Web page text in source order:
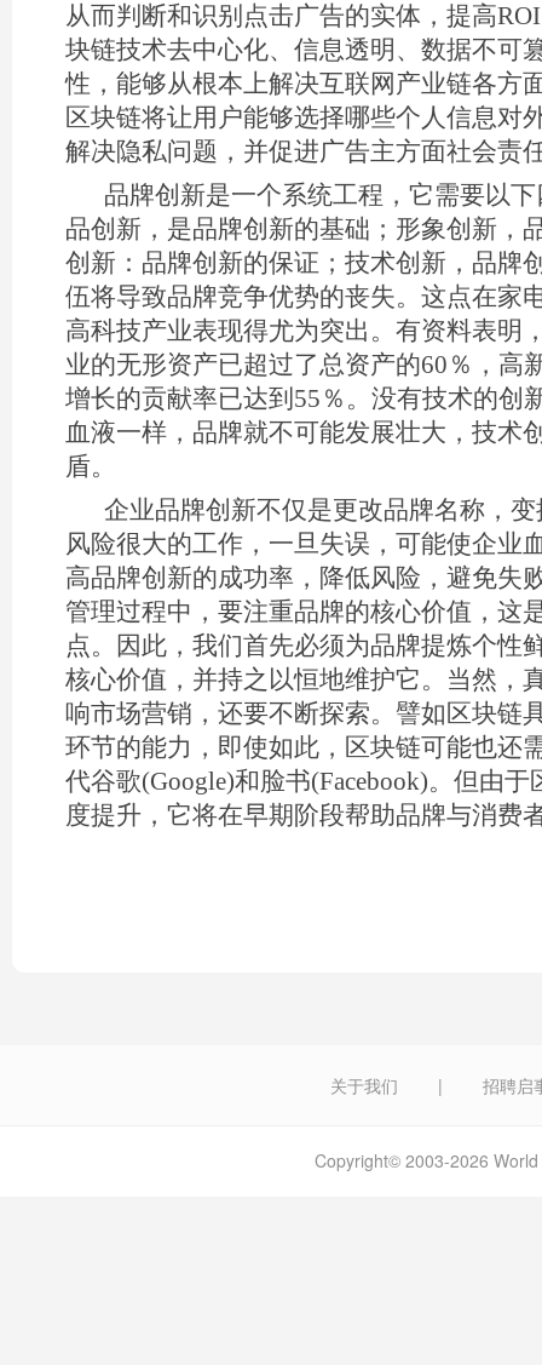
从而判断和识别点击广告的实体，提高
块链技术去中心化、信息透明、数据不可
性，能够从根本上解决互联网产业链各方
区块链将让用户能够选择哪些个人信息对
解决隐私问题，并促进广告主方面社会责
品牌创新是一个系统工程，它需要以
品创新，是品牌创新的基础；形象创新，
创新：品牌创新的保证；技术创新，品牌
伍将导致品牌竞争优势的丧失。这点在家
高科技产业表现得尤为突出。有资料表明
业的无形资产已超过了总资产的60％，高
增长的贡献率已达到55％。没有技术的创
血液一样，品牌就不可能发展壮大，技术
盾。
企业品牌创新不仅是更改品牌名称，
风险很大的工作，一旦失误，可能使企业
高品牌创新的成功率，降低风险，避免失
管理过程中，要注重品牌的核心价值，这
点。因此，我们首先必须为品牌提炼个性
核心价值，并持之以恒地维护它。当然，
响市场营销，还要不断探索。譬如区块链
环节的能力，即使如此，区块链可能也还
代谷歌(Google)和脸书(Facebook)。但由
度提升，它将在早期阶段帮助品牌与消费
关于我们 | 招聘启
Copyright© 2003-2026